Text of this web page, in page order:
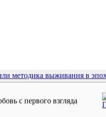
методика выживания в
с первого взгляда